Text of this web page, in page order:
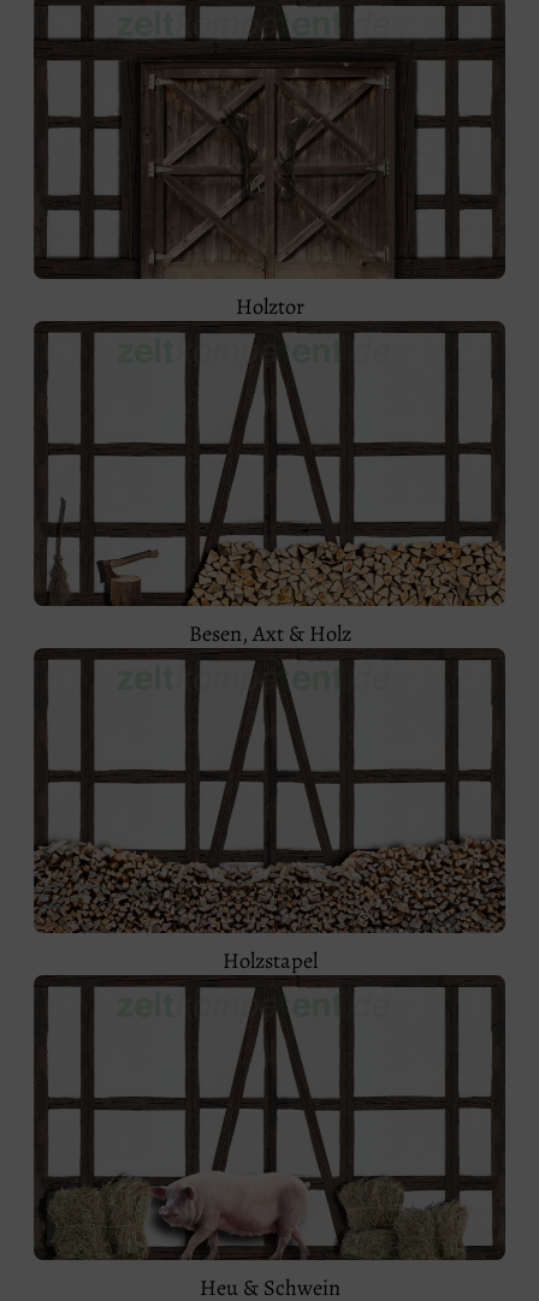
Holztor
Besen, Axt & Holz
Holzstapel
Heu & Schwein